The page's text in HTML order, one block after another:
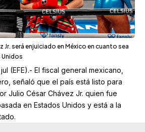
Jr. será enjuiciado en México en cuanto sea
(EFE).- El fiscal general mexicano,
señaló que el país está listo para
Julio César Chávez Jr. quien fue
en Estados Unidos y está a la